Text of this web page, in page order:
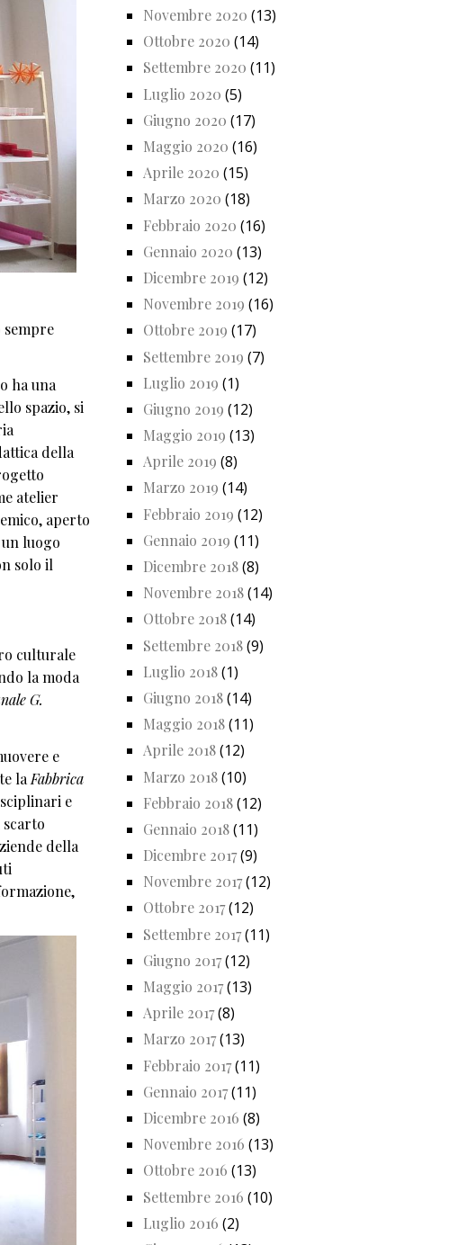
sempre
ha una
spazio, si
della
atelier
aperto
luogo
solo il
culturale
la moda
G.
e
la Fabbrica
e
scarto
della
Novembre 2020 (13)
Ottobre 2020 (14)
Settembre 2020 (11)
Luglio 2020 (5)
Giugno 2020 (17)
Maggio 2020 (16)
Aprile 2020 (15)
Marzo 2020 (18)
Febbraio 2020 (16)
Gennaio 2020 (13)
Dicembre 2019 (12)
Novembre 2019 (16)
Ottobre 2019 (17)
Settembre 2019 (7)
Luglio 2019 (1)
Giugno 2019 (12)
Maggio 2019 (13)
Aprile 2019 (8)
Marzo 2019 (14)
Febbraio 2019 (12)
Gennaio 2019 (11)
Dicembre 2018(8)
Novembre 2018(14)
Ottobre 2018(14)
Settembre 2018(9)
Luglio 2018(1)
Giugno 2018(14)
Maggio 2018(11)
Aprile 2018(12)
Marzo 2018(10)
Febbraio 2018(12)
Gennaio 2018(11)
Dicembre 2017(9)
Novembre 2017(12)
Ottobre 2017(12)
Settembre 2017(11)
Giugno 2017(12)
Maggio 2017(13)
Aprile 2017(8)
Marzo 2017(13)
Febbraio 2017(11)
Gennaio 2017(11)
Dicembre 2016 (8)
Novembre 2016 (13)
Ottobre 2016 (13)
Settembre 2016 (10)
Luglio 2016 (2)